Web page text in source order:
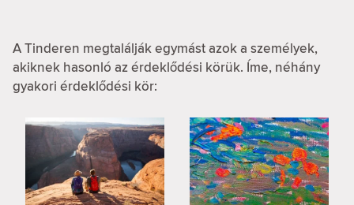
A Tinderen megtalálják egymást azok a személyek,
akiknek hasonló az érdeklődési körük. Íme, néhány
gyakori érdeklődési kör: